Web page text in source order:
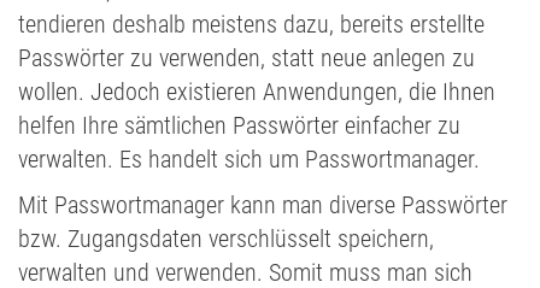
tendieren deshalb meistens dazu, bereits erstellte
Passwörter zu verwenden, statt neue anlegen zu
wollen. Jedoch existieren Anwendungen, die Ihnen
helfen Ihre sämtlichen Passwörter einfacher zu
verwalten. Es handelt sich um Passwortmanager.
Mit Passwortmanager kann man diverse Passwörter
bzw. Zugangsdaten verschlüsselt speichern,
verwalten und verwenden. Somit muss man sich